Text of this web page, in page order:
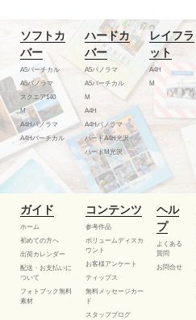
ソフトカ
バー
A5バーチカル
A5パノラマ
スクエア140
M
A4Hパノラマ
A4Hバーチカル
ハードカ
バー
A5パノラマ
A5バーチカル
M
A4H
A4Hパノラマ
ハードA4H光沢
ハードM光沢
レイフラ
ット
A4H
M
ガイド
ホーム
初めての方へ
出荷カレンダー
配送・お支払いに
ついて
フォトブック無料
素材
コンテンツ
参考作品
ボリュームディスカ
ウント
お客様アンケート
ティップス
無料メッセージカー
ド
スタッフブログ
ヘル
プ
よくある
質問
お問合せ